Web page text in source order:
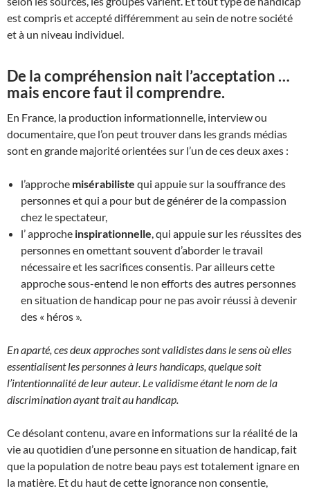
est compris et accepté différemment au sein de notre société
et à un niveau individuel.
De la compréhension nait l’acceptation …
mais encore faut il comprendre.
En France, la production informationnelle, interview ou
documentaire, que l’on peut trouver dans les grands médias
sont en grande majorité orientées sur l’un de ces deux axes :
l’approche misérabiliste qui appuie sur la souffrance des
personnes et qui a pour but de générer de la compassion
chez le spectateur,
l’ approche inspirationnelle, qui appuie sur les réussites des
personnes en omettant souvent d’aborder le travail
nécessaire et les sacrifices consentis. Par ailleurs cette
approche sous-entend le non efforts des autres personnes
en situation de handicap pour ne pas avoir réussi à devenir
des « héros ».
En aparté, ces deux approches sont validistes dans le sens où elles
essentialisent les personnes à leurs handicaps, quelque soit
l’intentionnalité de leur auteur. Le validisme étant le nom de la
discrimination ayant trait au handicap.
Ce désolant contenu, avare en informations sur la réalité de la
vie au quotidien d’une personne en situation de handicap, fait
que la population de notre beau pays est totalement ignare en
la matière. Et du haut de cette ignorance non consentie,